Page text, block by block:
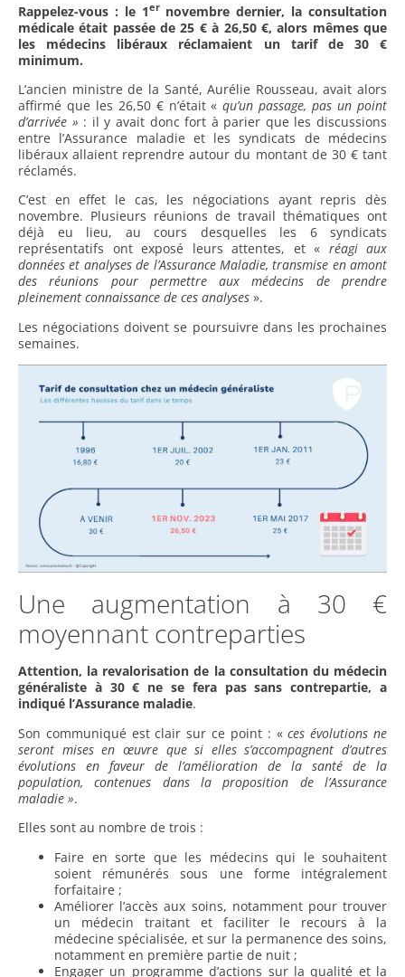
Rappelez-vous : le 1ernovembre dernier, la consultation
médicale était passée de 25 € à 26,50 €, alors mêmes que
les médecins libéraux réclamaient un tarif de 30 €
minimum.
L’ancien ministre de la Santé, Aurélie Rousseau, avait alors
affirmé que les 26,50 € n’était «qu’un passage, pas un point
d’arrivée » : il y avait donc fort à parier que les discussions
entre l’Assurance maladie et les syndicats de médecins
libéraux allaient reprendre autour du montant de 30 € tant
réclamés.
C’est en effet le cas, les négociations ayant repris dès
novembre. Plusieurs réunions de travail thématiques ont
déjà eu lieu, au cours desquelles les 6 syndicats
représentatifs ont exposé leurs attentes, et « réagi aux
données et analyses de l’Assurance Maladie, transmise en amont
des réunions pour permettre aux médecins de prendre
pleinement connaissance de ces analyses ».
Les négociations doivent se poursuivre dans les prochaines
semaines.
Une augmentation à 30 €
moyennant contreparties
Attention, la revalorisation de la consultation du médecin
généraliste à 30 € ne se fera pas sans contrepartie, a
indiqué l’Assurance maladie.
Son communiqué est clair sur ce point : «ces évolutions ne
seront mises en œuvre que si elles s’accompagnent d’autres
évolutions en faveur de l’amélioration de la santé de la
population, contenues dans la proposition de l’Assurance
maladie ».
Elles sont au nombre de trois :
Faire en sorte que les médecins qui le souhaitent
soient rémunérés sous une forme intégralement
forfaitaire ;
Améliorer l’accès aux soins, notamment pour trouver
un médecin traitant et faciliter le recours à la
médecine spécialisée, et sur la permanence des soins,
notamment en première partie de nuit ;
Engager un programme d’actions sur la qualité et la